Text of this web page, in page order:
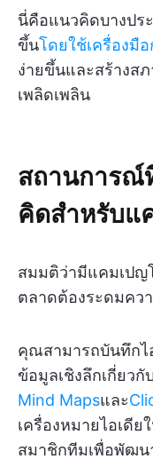
นี่คือแนวคิดบางปร
ขึ้นโดยใช้เครื่องมื
ง่ายขึ้นและสร้างส
เพลิดเพลิน
สถานการณ์
คิดสำหรับแ
สมมติว่ามีแคมเปญ
ตลาดต้องระดมคว
คุณสามารถบันทึกไ
ข้อมูลเชิงลึกเกี่ยว
Mind Mapsและ
เครื่องหมายไอเดี
สมาชิกทีมเพื่อพัฒน